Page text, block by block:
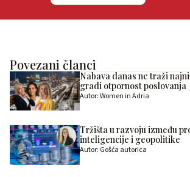
Povezani članci
Nabava danas ne traži
gradi otpornost poslovanja
Autor: Women in Adria
Tržišta u razvoju između
inteligencije i geopolitike
Autor: Gošća autorica